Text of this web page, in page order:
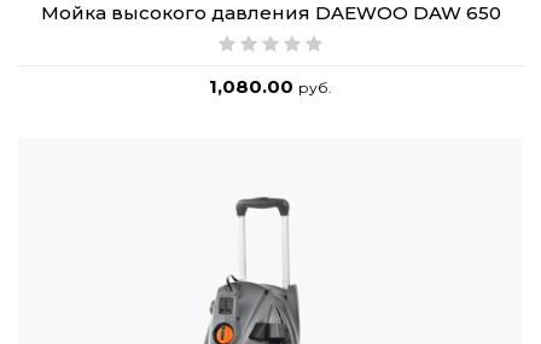
Мойка высокого давления DAEWOO DAW 650
1,080.00 руб.